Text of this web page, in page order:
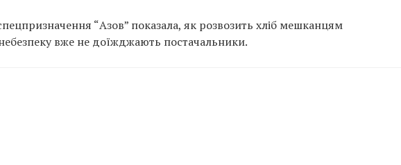
“Азов” показала, як розвозить хліб мешканцям
вже не доїжджають постачальники.